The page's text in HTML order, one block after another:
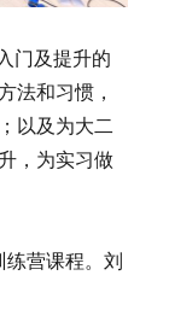
门及提升的
法和习惯，
以及为大二
，为实习做
练营课程。刘